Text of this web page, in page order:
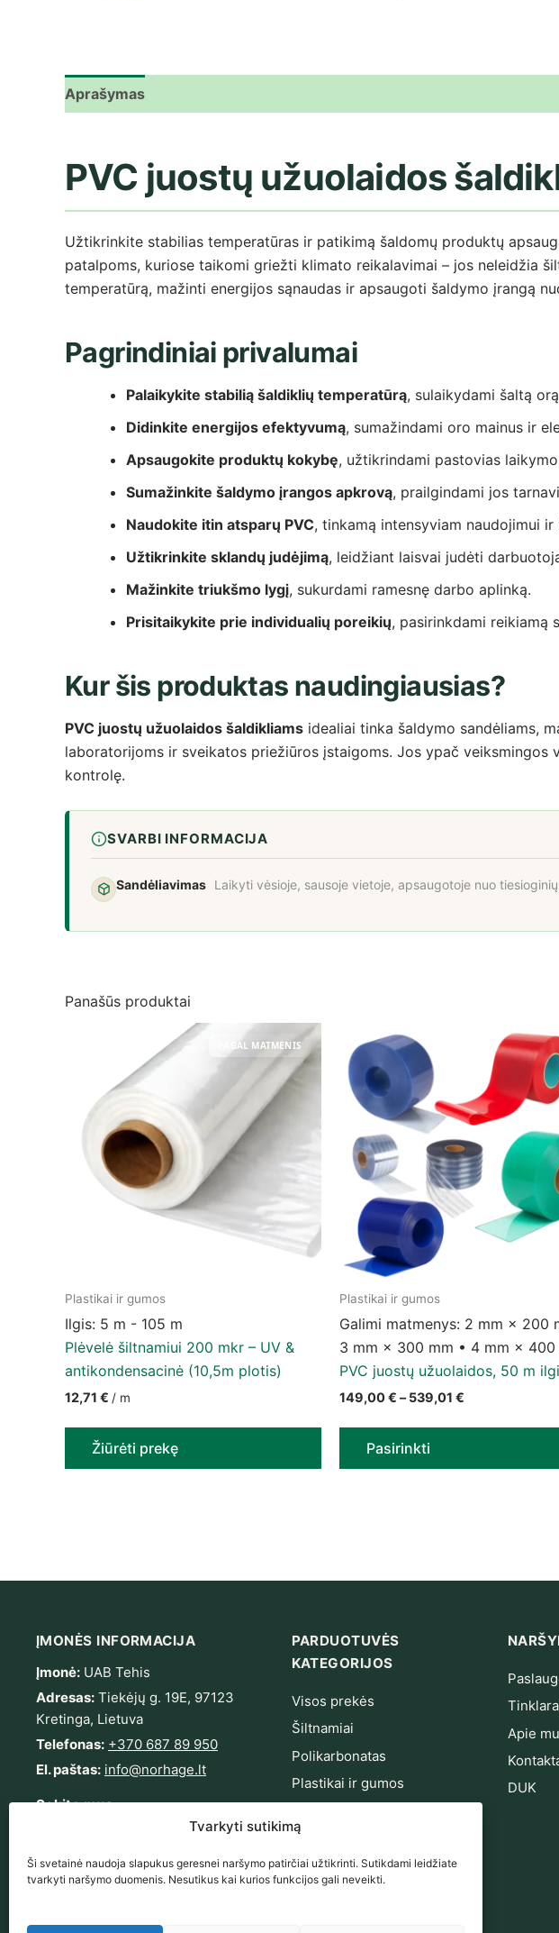
Tvarkyti sutikimą
Ši svetainė naudoja slapukus geresnei naršymo patirčiai užtikrinti. Sutikdami leidžiate
tvarkyti naršymo duomenis. Nesutikus kai kurios funkcijos gali neveikti.
Aprašymas
PVC juostų užuolaidos
Užtikrinkite stabilias temperatūras ir patikimą šaldomų produktų
patalpoms, kuriose taikomi griežti klimato reikalavimai – jos neleidžia
temperatūrą, mažinti energijos sąnaudas ir apsaugoti šaldymo įrangą
Pagrindiniai privalumai
Palaikykite stabilią šaldiklių temperatūrą, sulaikydami šaltą
Didinkite energijos efektyvumą, sumažindami oro mainus ir
Apsaugokite produktų kokybę, užtikrindami pastovias
Sumažinkite šaldymo įrangos apkrovą, prailgindami jos
Naudokite itin atsparų PVC, tinkamą intensyviam naudojimui
Užtikrinkite sklandų judėjimą, leidžiant laisvai judėti
Mažinkite triukšmo lygį, sukurdami ramesnę darbo aplinką.
Prisitaikykite prie individualių poreikių, pasirinkdami reikiamą
Kur šis produktas naudingiausias?
PVC juostų užuolaidos šaldikliams idealiai tinka šaldymo sandėliams,
laboratorijoms ir sveikatos priežiūros įstaigoms. Jos ypač
kontrolę.
SVARBI INFORMACIJA
Sandėliavimas Laikyti vėsioje, sausoje vietoje, apsaugotoje nuo
Panašūs produktai
PAGAL MATMENIS
Plastikai ir gumos
Plėvelė šiltnamiui 200 mkr – UV &
antikondensacinė (10,5m plotis)
Ilgis: 5 m - 105 m
12,71 € / m
Žiūrėti prekę
Plastikai ir gumos
PVC juostų užuolaidos, 50 m
Galimi matmenys: 2 mm × 200
3 mm × 300 mm • 4 mm × 400
149,00€ – 539,01 €
Pasirinkti
This product has multiple
ĮMONĖS INFORMACIJA
Įmonė: UAB Tehis
Adresas: Tiekėjų g. 19E, 97123
Kretinga, Lietuva
Telefonas: +370 687 89 950
El. paštas: info@norhage.lt
Sekite mus
PARDUOTUVĖS
KATEGORIJOS
Visos prekės
Šiltnamiai
Polikarbonatas
Plastikai ir gumos
Sodas ir terasa
Išpardavimas
Apie
DUK